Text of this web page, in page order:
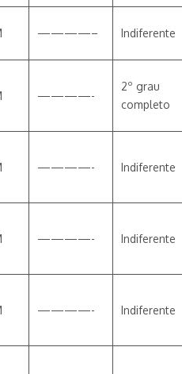
————– Indiferente
————-
2º grau
completo
————- Indiferente
————- Indiferente
————- Indiferente